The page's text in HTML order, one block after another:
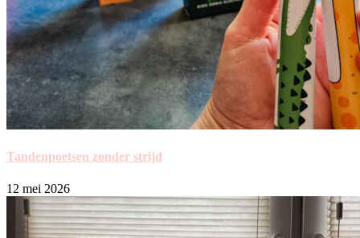
Tandenpoetsen zonder strijd
12 mei 2026